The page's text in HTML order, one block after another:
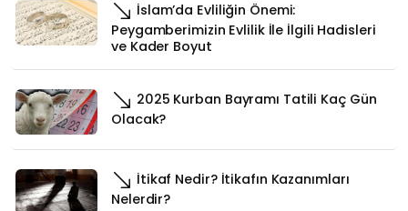
İslam’da Evliliğin Önemi:
Peygamberimizin Evlilik İle İlgili Hadisleri
ve Kader Boyut
2025 Kurban Bayramı Tatili Kaç Gün
Olacak?
İtikaf Nedir? İtikafın Kazanımları
Nelerdir?